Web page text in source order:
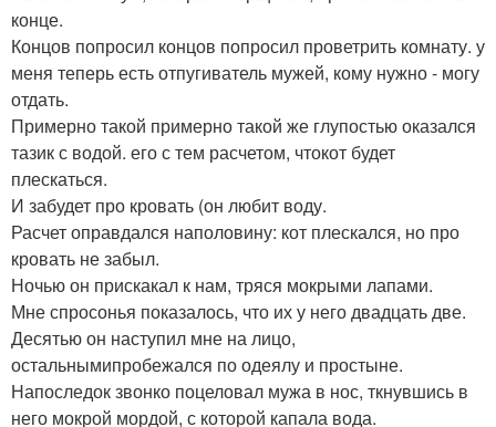
конце.
Концов попросил концов попросил проветрить комнату. у
меня теперь есть отпугиватель мужей, кому нужно - могу
отдать.
Примерно такой примерно такой же глупостью оказался
тазик с водой. его с тем расчетом, чтокот будет
плескаться.
И забудет про кровать (он любит воду.
Расчет оправдался наполовину: кот плескался, но про
кровать не забыл.
Ночью он прискакал к нам, тряся мокрыми лапами.
Мне спросонья показалось, что их у него двадцать две.
Десятью он наступил мне на лицо,
остальнымипробежался по одеялу и простыне.
Напоследок звонко поцеловал мужа в нос, ткнувшись в
него мокрой мордой, с которой капала вода.